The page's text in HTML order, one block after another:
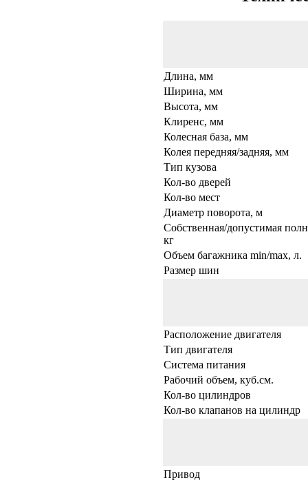
Длина, мм
Ширина, мм
Высота, мм
Клиренс, мм
Колесная база, мм
Колея передняя/задняя, мм
Тип кузова
Кол-во дверей
Кол-во мест
Диаметр поворота, м
Собственная/допустимая
кг
Объем багажника min/max, л.
Размер шин
Расположение двигателя
Тип двигателя
Система питания
Рабочий объем, куб.см.
Кол-во цилиндров
Кол-во клапанов на цилиндр
Привод